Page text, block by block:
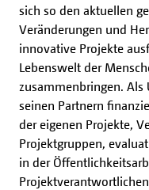
sich so den aktuellen
Veränderungen und
innovative Projekte
Lebenswelt der
zusammenbringen.
seinen Partnern
der eigenen Projekte,
Projektgruppen,
in der